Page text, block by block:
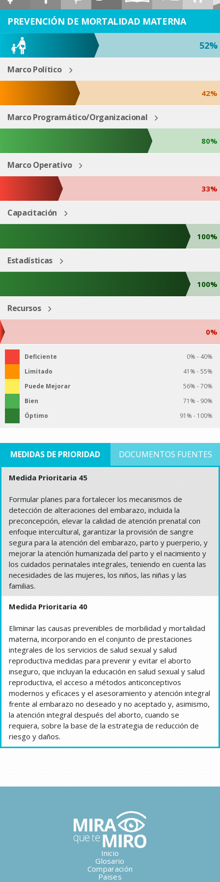
ESP ENG
PREVENCIÓN DE MORTALIDAD MATERNA
52%
Marco Político
42%
Marco Programático/Organizacional
80%
Marco Operativo
33%
Capacitación
100%
Estadísticas
100%
Recursos
0%
Deficiente
0% - 40%
Limitado
41% - 55%
Puede Mejorar
56% - 70%
Bien
71% - 90%
Óptimo
91% - 100%
MEDIDAS DE PRIORIDAD DOCUMENTOS FUENTES
Medida Prioritaria 45
Formular planes para fortalecer los mecanismos de
detección de alteraciones del embarazo, incluida la
preconcepción, elevar la calidad de atención prenatal con
enfoque intercultural, garantizar la provisión de sangre
segura para la atención del embarazo, parto y puerperio, y
mejorar la atención humanizada del parto y el nacimiento y
los cuidados perinatales integrales, teniendo en cuenta las
necesidades de las mujeres, los niños, las niñas y las
familias.
Medida Prioritaria 40
Eliminar las causas prevenibles de morbilidad y mortalidad
materna, incorporando en el conjunto de prestaciones
integrales de los servicios de salud sexual y salud
reproductiva medidas para prevenir y evitar el aborto
inseguro, que incluyan la educación en salud sexual y salud
reproductiva, el acceso a métodos anticonceptivos
modernos y eficaces y el asesoramiento y atención integral
frente al embarazo no deseado y no aceptado y, asimismo,
la atención integral después del aborto, cuando se
requiera, sobre la base de la estrategia de reducción de
riesgo y daños.
Inicio
Glosario
Comparación
Paises